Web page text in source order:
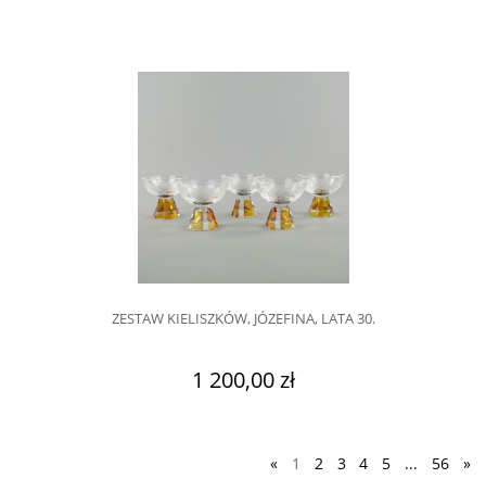
ZESTAW KIELISZKÓW, JÓZEFINA, LATA 30.
1 200,00 zł
« 1 2 3 4 5 ... 56 »